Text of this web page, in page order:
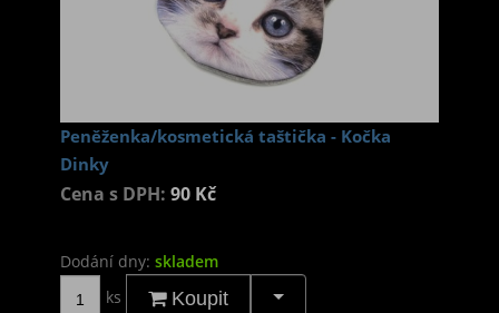
Peněženka/kosmetická taštička - Kočka
Dinky
Cena s DPH: 90 Kč
Dodání dny: skladem
ks
Koupit